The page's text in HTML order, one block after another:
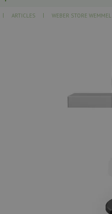
ARTICLES WEBER STORE WEMMEL